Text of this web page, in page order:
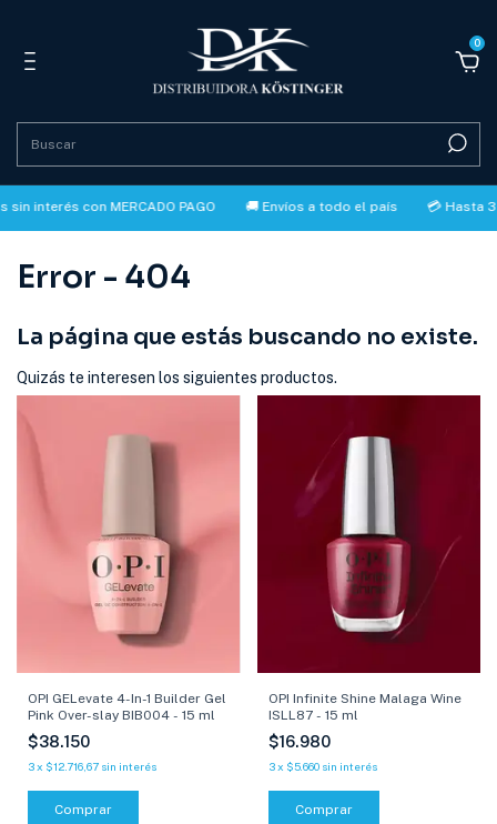
0
con MERCADO PAGO 🚚 Envíos a todo el país 💳 Hasta 3
Error - 404
La página que estás buscando no existe.
Quizás te interesen los siguientes productos.
OPI GELevate 4-In-1 Builder Gel
Pink Over-slay BIB004 - 15 ml
$38.150
3x $12.716,67 sin interés
OPI Infinite Shine Malaga Wine
ISLL87 - 15 ml
$16.980
3 x $5.660 sin interés
Comprar